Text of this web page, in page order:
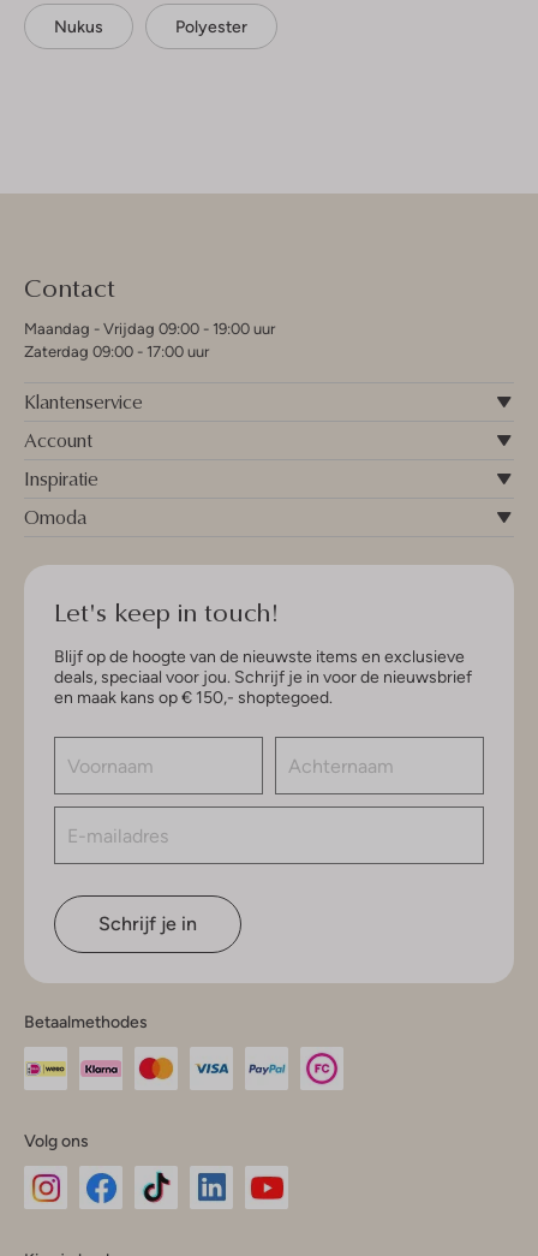
Nukus Polyester
Contact
Maandag - Vrijdag 09:00 - 19:00 uur
Zaterdag 09:00 - 17:00 uur
Klantenservice
Account
Inspiratie
Omoda
Let's keep in touch!
Blijf op de hoogte van de nieuwste items en exclusieve
deals, speciaal voor jou. Schrijf je in voor de nieuwsbrief
en maak kans op € 150,- shoptegoed.
Schrijf je in
Betaalmethodes
Volg ons